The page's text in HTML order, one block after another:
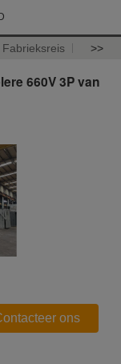
Fabrieksreis >>
660V 3P van
ons